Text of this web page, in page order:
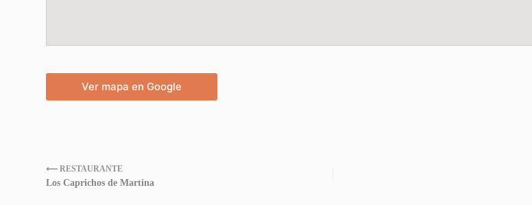
Ver mapa en Google
⟵ RESTAURANTE
Los Caprichos de Martina